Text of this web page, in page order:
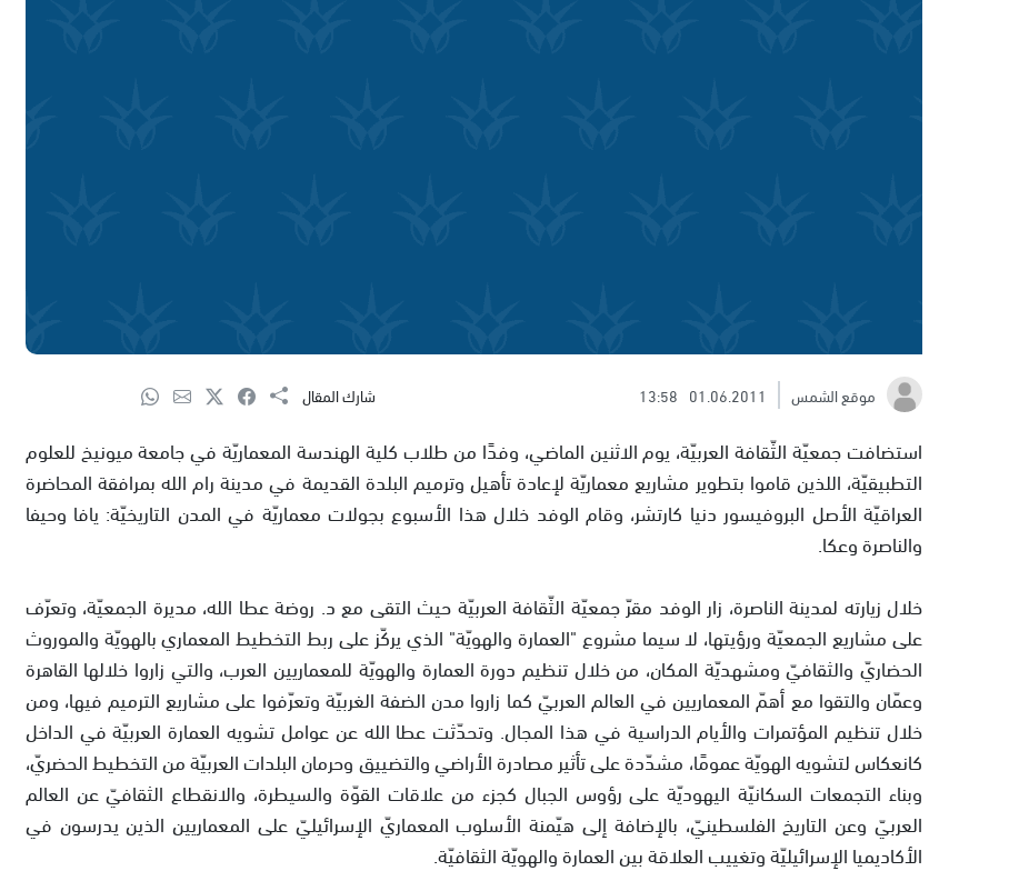
موقع الشمس 01.06.2011
13:58 شارك المقال
استضافت جمعيّة الثّقافة العربيّة، يوم الاثنين الماضي، وفدًا من طلاب كلية الهندسة المعماريّة في جامعة ميونيخ للعلوم
التطبيقيّة، اللذين قاموا بتطوير مشاريع معماريّة لإعادة تأهيل وترميم البلدة القديمة في مدينة رام الله بمرافقة المحاضرة
العراقيّة الأصل البروفيسور دنيا كارتشر، وقام الوفد خلال هذا الأسبوع بجولات معماريّة في المدن التاريخيّة: يافا وحيفا
والناصرة وعكا.
خلال زيارته لمدينة الناصرة، زار الوفد مقرّ جمعيّة الثّقافة العربيّة حيث التقى مع د. روضة عطا الله، مديرة الجمعيّة، وتعرّف
على مشاريع الجمعيّة ورؤيتها، لا سيما مشروع "العمارة والهويّة" الذي يركّز على ربط التخطيط المعماري بالهويّة والموروث
الحضاريّ والثقافيّ ومشهديّة المكان، من خلال تنظيم دورة العمارة والهويّة للمعماريين العرب، والتي زاروا خلالها القاهرة
وعمّان والتقوا مع أهمّ المعماريين في العالم العربيّ كما زاروا مدن الضفة الغربيّة وتعرّفوا على مشاريع الترميم فيها، ومن
خلال تنظيم المؤتمرات والأيام الدراسية في هذا المجال. وتحدّثت عطا الله عن عوامل تشويه العمارة العربيّة في الداخل
كانعكاس لتشويه الهويّة عمومًا، مشدّدة على تأثير مصادرة الأراضي والتضييق وحرمان البلدات العربيّة من التخطيط الحضريّ،
وبناء التجمعات السكانيّة اليهوديّة على رؤوس الجبال كجزء من علاقات القوّة والسيطرة، والانقطاع الثقافيّ عن العالم
العربيّ وعن التاريخ الفلسطينيّ، بالإضافة إلى هيّمنة الأسلوب المعماريّ الإسرائيليّ على المعماريين الذين يدرسون في
الأكاديميا الإسرائيليّة وتغييب العلاقة بين العمارة والهويّة الثقافيّة.